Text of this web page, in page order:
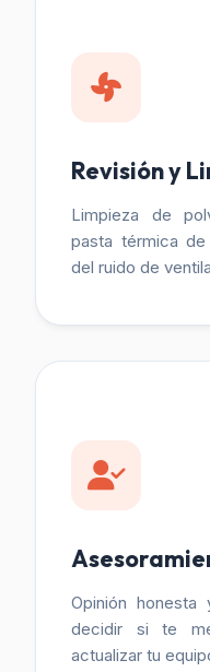
Revisión y
Limpieza de
pasta térmica
del ruido de
Opinión
decidir si te
actualizar tu